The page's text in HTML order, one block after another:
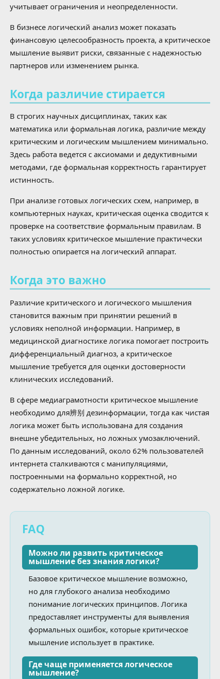
учитывает ограничения и неопределенности.
В бизнесе логический анализ может показать
финансовую целесообразность проекта, а критическое
мышление выявит риски, связанные с надежностью
партнеров или изменением рынка.
Когда различие стирается
В строгих научных дисциплинах, таких как
математика или формальная логика, различие между
критическим и логическим мышлением минимально.
Здесь работа ведется с аксиомами и дедуктивными
методами, где формальная корректность гарантирует
истинность.
При анализе готовых логических схем, например, в
компьютерных науках, критическая оценка сводится к
проверке на соответствие формальным правилам. В
таких условиях критическое мышление практически
полностью опирается на логический аппарат.
Когда это важно
Различие критического и логического мышления
становится важным при принятии решений в
условиях неполной информации. Например, в
медицинской диагностике логика помогает построить
дифференциальный диагноз, а критическое
мышление требуется для оценки достоверности
клинических исследований.
В сфере медиаграмотности критическое мышление
необходимо для辨别 дезинформации, тогда как чистая
логика может быть использована для создания
внешне убедительных, но ложных умозаключений.
По данным исследований, около 62% пользователей
интернета сталкиваются с манипуляциями,
построенными на формально корректной, но
содержательно ложной логике.
FAQ
Можно ли развить критическое
мышление без знания логики?
Базовое критическое мышление возможно,
но для глубокого анализа необходимо
понимание логических принципов. Логика
предоставляет инструменты для выявления
формальных ошибок, которые критическое
мышление использует в практике.
Где чаще применяется логическое
мышление?